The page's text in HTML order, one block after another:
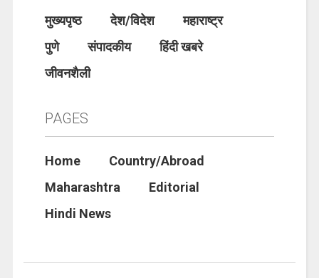
मुख्यपृष्ठ देश/विदेश
महाराष्ट्र
पुणे
संपादकीय
हिंदी खबरे
जीवनशैली
PAGES
Home
Country/Abroad
Maharashtra
Editorial
Hindi News